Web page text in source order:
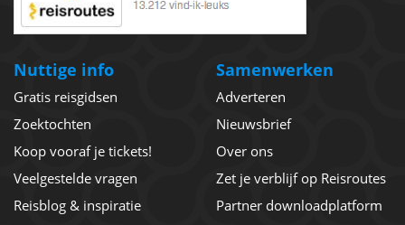
Nuttige info
Gratis reisgidsen
Zoektochten
Koop vooraf je tickets!
Veelgestelde vragen
Reisblog & inspiratie
Samenwerken
Adverteren
Nieuwsbrief
Over ons
Zet je verblijf op Reisroutes
Partner downloadplatform